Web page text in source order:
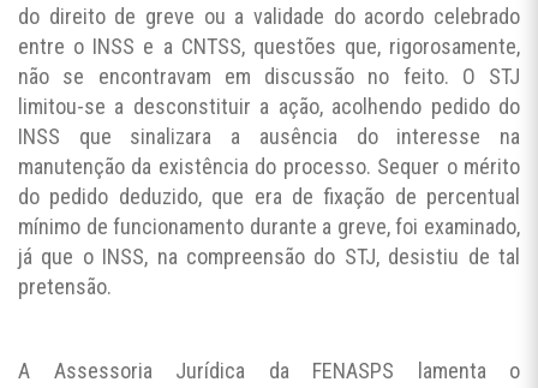
do direito de greve ou a validade do acordo celebrado
entre o INSS e a CNTSS, questões que, rigorosamente,
não se encontravam em discussão no feito. O STJ
limitou-se a desconstituir a ação, acolhendo pedido do
INSS que sinalizara a ausência do interesse na
manutenção da existência do processo. Sequer o mérito
do pedido deduzido, que era de fixação de percentual
mínimo de funcionamento durante a greve, foi examinado,
já que o INSS, na compreensão do STJ, desistiu de tal
pretensão.
A Assessoria Jurídica da FENASPS lamenta o